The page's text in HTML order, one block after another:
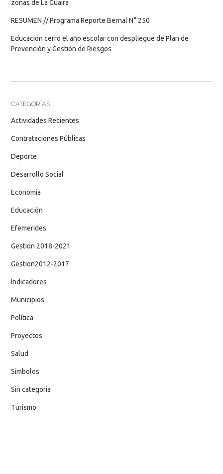
zonas de La Guaira
RESUMEN // Programa Reporte Bernal N° 250
Educación cerró el año escolar con despliegue de Plan de
Prevención y Gestión de Riesgos
CATEGORÍAS
Actividades Recientes
Contrataciones Públicas
Deporte
Desarrollo Social
Economía
Educación
Efemerides
Gestion 2018-2021
Gestion2012-2017
Indicadores
Municipios
Política
Proyectos
Salud
Simbolos
Sin categoría
Turismo